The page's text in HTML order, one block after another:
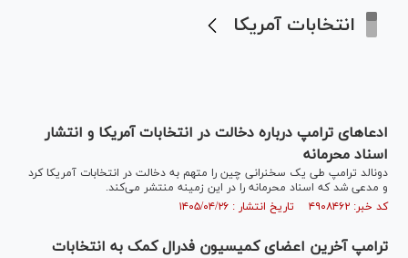
انتخابات آمریکا
ادعاهای ترامپ درباره دخالت در انتخابات آمریکا و انتشار
اسناد محرمانه
دونالد ترامپ طی یک سخنرانی چین را متهم به دخالت در انتخابات آمریکا کرد
و مدعی شد که اسناد محرمانه را در این زمینه منتشر می‌کند.
کد خبر: ۴۹۰۸۴۶۲ تاریخ انتشار : ۱۴۰۵/۰۴/۲۶
ترامپ آخرین اعضای کمیسیون فدرال کمک به انتخابات